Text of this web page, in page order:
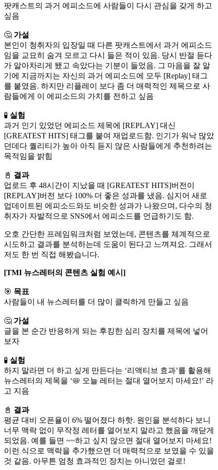
팟캐스트의 과거 에피소드에 사람들이 다시 관심을 갖게 하고
싶음
🤔 가설
본인이 청취자의 입장일 때 다른 팟캐스트에서 과거 에피소드
임을 교묘히 숨겨 모르고 다시 들은 적이 있음. 당시 반절 듣다
가 알아차리게 됐고 속았다는 기분이 들었음. 그 마음을 잘 알
기에 지금까지는 자신의 과거 에피소드에 모두 [Replay] 태그
를 붙였음. 하지만 리플레이 보다 좀 더 매력적인 제목으로 사
람들에게 이 에피소드의 가치를 전하고 싶음
🧪 실험
과거 인기 있었던 에피소드 제목에 [REPLAY] 대신
[GREATEST HITS] 태그를 붙여 재업로드함. 인기가 워낙 많았
던데다 퀄리티가 높아 아직 듣지 않은 사람들에게 추천하려는
목적임을 밝힘
📓 결과
업로드 후 48시간이 지났을 때 [GREATEST HITS]버전이
[REPLAY]버전 보다 100% 더 좋은 성과를 냈음. 심지어 새로
업데이트된 에피소드와도 비슷한 성과가 나왔으며, 다수의 청
취자가 자발적으로 SNS에서 에피소드를 언급하기도 함.
오호 간단한 프레임워크처럼 보였는데, 콘텐츠를 체계적으로
시도하고 결과를 분석하는데 도움이 된다고 느껴져요. 그래서
저도 한 번 직접 해봤습니다.
[TMI 뉴스레터의 콘텐츠 실험 예시]
🎯 목표
사람들이 내 뉴스레터를 더 많이 클릭하게 만들고 싶음
🤔 가설
글을 본 순간 반응하게 되는 후킹한 심리 장치를 제목에 넣어
보자
🧪 실험
하지 말라면 더 하고 싶게 만든다는 ‘리액티브 효과’를 활용해
뉴스레터의 제목을 ‘📛 오늘 레터는 절대 열어보지 마세요!’ 라
고 지음
📓 결과
평균 대비 오픈율이 6% 떨어졌다 하핫. 원인을 분석하다 보니
너무 맥락 없이 무작정 레터를 열어보지 말라고 했음을 깨닫게
되었음. 예를 들면 ~~하고 싶지 않으면 절대 열어보지 마세요!
이런 식으로 맥락을 추가했으면 더 매력적으로 보였을 수 있을
것 같음. 아무튼 엄청 효과적인 장치는 아니었던 걸로!